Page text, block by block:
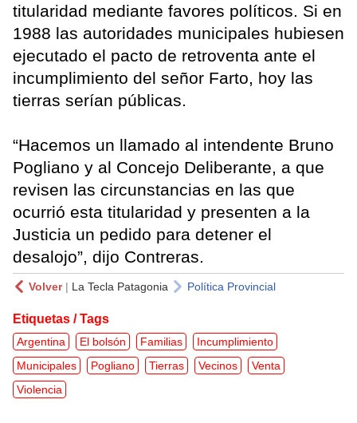
titularidad mediante favores políticos. Si en
1988 las autoridades municipales hubiesen
ejecutado el pacto de retroventa ante el
incumplimiento del señor Farto, hoy las
tierras serían públicas.
“Hacemos un llamado al intendente Bruno
Pogliano y al Concejo Deliberante, a que
revisen las circunstancias en las que
ocurrió esta titularidad y presenten a la
Justicia un pedido para detener el
desalojo”, dijo Contreras.
Volver| La Tecla Patagonia Política Provincial
Etiquetas / Tags
Argentina El bolsón Familias
Incumplimiento
Municipales
Pogliano Tierras Vecinos
Venta
Violencia